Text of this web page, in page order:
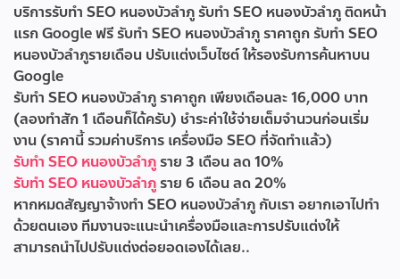
บริการรับทำ SEO หนองบัวลำภูรับทำ SEO หนองบัวลำภู ติดหน้า
แรก Google ฟรีรับทํา SEO หนองบัวลำภู ราคาถูกรับทํา SEO
หนองบัวลำภูรายเดือน ปรับแต่งเว็บไซต์ ให้รองรับการค้นหาบน
Google
รับทำ SEO หนองบัวลำภู ราคาถูก เพียงเดือนละ 16,000 บาท
(ลองทำสัก 1 เดือนก็ได้ครับ) ชำระค่าใช้จ่ายเต็มจำนวนก่อนเริ่ม
งาน (ราคานี้ รวมค่าบริการ เครื่องมือ SEO ที่จัดทำแล้ว)
รับทำ SEO หนองบัวลำภูราย 3 เดือน ลด 10%
รับทำ SEO หนองบัวลำภูราย 6 เดือน ลด 20%
หากหมดสัญญาจ้างทำ SEO หนองบัวลำภู กับเรา อยากเอาไปทำ
ด้วยตนเอง ทีมงานจะแนะนำเครื่องมือและการปรับแต่งให้
สามารถนำไปปรับแต่งต่อยอดเองได้เลย..